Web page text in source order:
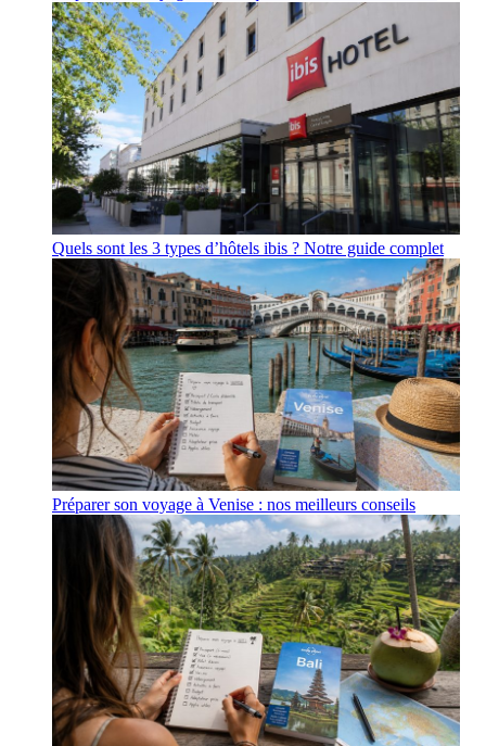
Quels sont les 3 types d’hôtels ibis ? Notre guide complet
Préparer son voyage à Venise : nos meilleurs conseils